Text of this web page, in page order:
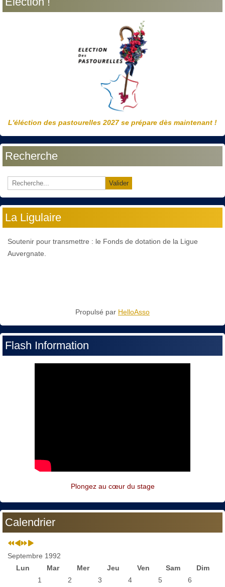
L'éléction des pastourelles 2027 se prépare dès maintenant !
Recherche
Valider
La Ligulaire
Soutenir pour transmettre : le Fonds de dotation de la Ligue
Auvergnate.
Propulsé par HelloAsso
Flash Information
Plongez au cœur du stage
Calendrier
Septembre 1992
Lun
Mar Mer Jeu Ven Sam
Dim
1
2 3 4 5
6